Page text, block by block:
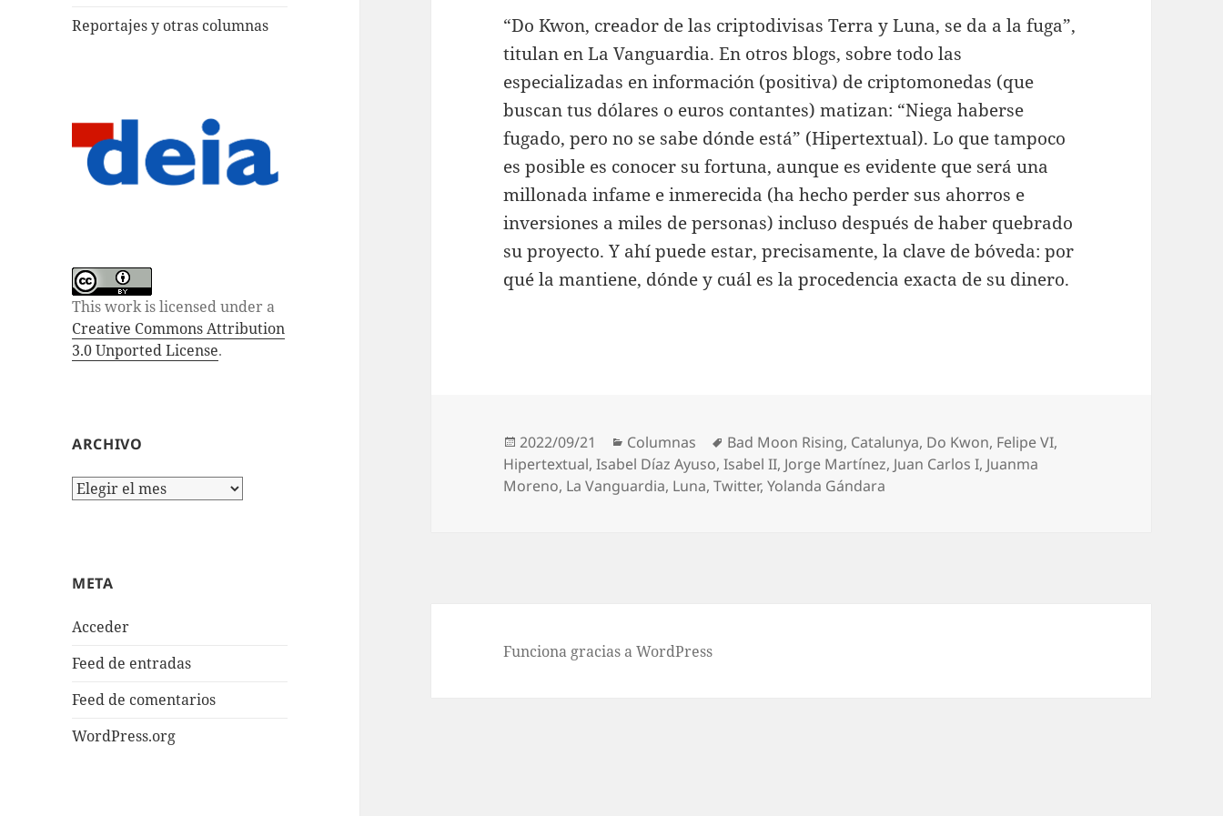
Reportajes y otras columnas
This work is licensed under a
Creative Commons Attribution
3.0 Unported License.
ARCHIVO
Archivo
META
Acceder
Feed de entradas
Feed de comentarios
WordPress.org
“Do Kwon, creador de las criptodivisas Terra y Luna, se da a la fuga”,
titulan en La Vanguardia. En otros blogs, sobre todo las
especializadas en información (positiva) de criptomonedas (que
buscan tus dólares o euros contantes) matizan: “Niega haberse
fugado, pero no se sabe dónde está” (Hipertextual). Lo que tampoco
es posible es conocer su fortuna, aunque es evidente que será una
millonada infame e inmerecida (ha hecho perder sus ahorros e
inversiones a miles de personas) incluso después de haber quebrado
su proyecto. Y ahí puede estar, precisamente, la clave de bóveda: por
qué la mantiene, dónde y cuál es la procedencia exacta de su dinero.
Publicado
el
2022/09/21 Categorías
Columnas Etiquetas
Bad Moon Rising, Catalunya, Do Kwon, Felipe VI,
Hipertextual,Isabel Díaz Ayuso,Isabel II, Jorge Martínez, Juan Carlos I, Juanma
Moreno, La Vanguardia, Luna,Twitter,Yolanda Gándara
Funciona gracias a WordPress